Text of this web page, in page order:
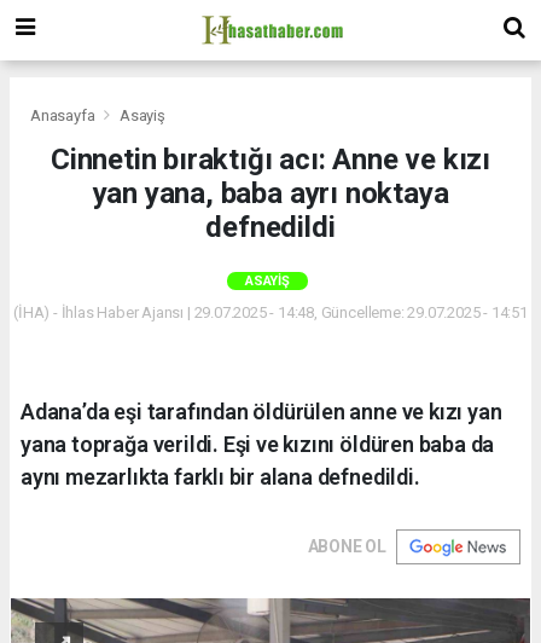
Anasayfa Asayiş
Cinnetin bıraktığı acı: Anne ve kızı
yan yana, baba ayrı noktaya
defnedildi
ASAYIŞ
(İHA) - İhlas Haber Ajansı | 29.07.2025 - 14:48, Güncelleme: 29.07.2025 - 14:51
Adana’da eşi tarafından öldürülen anne ve kızı yan
yana toprağa verildi. Eşi ve kızını öldüren baba da
aynı mezarlıkta farklı bir alana defnedildi.
ABONE OL